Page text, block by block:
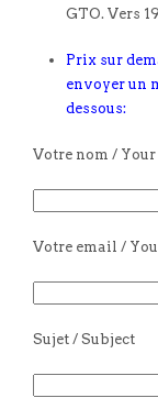
GTO. Vers
Prix sur
envoyer un
dessous:
Votre nom /
Votre email /
Sujet / Subject